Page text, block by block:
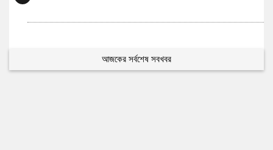
আজকের সর্বশেষ সবখবর